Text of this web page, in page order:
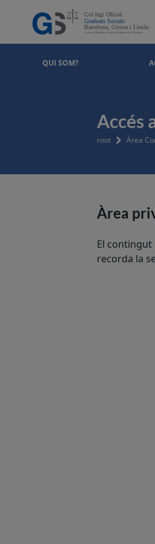
QUI SOM?
Accés
root Àrea
Àrea
El contingut
recorda la